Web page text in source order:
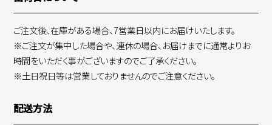
ご注文後、在庫がある場合、7営業日以内にお届けいたします。
※ご注文が集中した場合や、連休の場合、お届けまでに通常よりお
時間をいただく事がございますのでご了承ください。
※土日祝日等は営業しておりませんのでご注意ください。
配送方法